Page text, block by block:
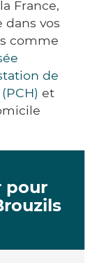
France,
dans vos
comme
de
et
pour